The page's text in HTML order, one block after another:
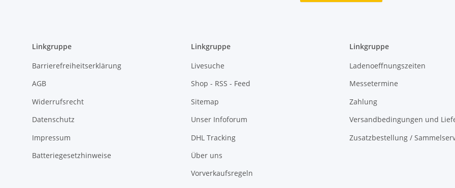
Linkgruppe
Barrierefreiheitserklärung
AGB
Widerrufsrecht
Datenschutz
Impressum
Batteriegesetzhinweise
Linkgruppe
Livesuche
Shop - RSS - Feed
Sitemap
Unser Infoforum
DHL Tracking
Über uns
Vorverkaufsregeln
Linkgruppe
Ladenoeffnungszeiten
Messetermine
Zahlung
Versandbedingungen und
Zusatzbestellung /